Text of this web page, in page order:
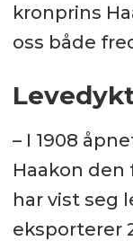
kronprins
oss både
– I 1908
Haakon
har vist seg
eksporterer